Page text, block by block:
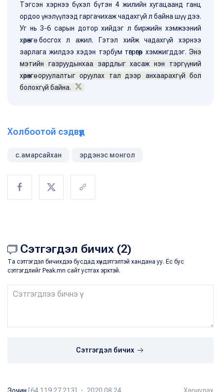
Тэгсэн хэрнээ бүхэл бүтэн 4 жилийн хугацаанд ганц
ордоо үнэлүүлээд гаргачихаж чадахгүй л байна шүү дээ.
Уг нь 3-6 сарын дотор хийдэг л биржийн хэмжээний
хөрөнгө босгох л ажил. Гэтэл хийж чадахгүй хэрнээ
зарлага жилдээ хэдэн тэрбум төгрөгөөр хэмжигддэг. Энэ
мэтийн газруудынхаа зардлыг хасаж нэн тэргүүний
хөрөнгө оруулалтыг оруулах тал дээр анхаарахгүй бол
болохгүй байна.
Холбоотой сэдвүүд
с.амарсайхан эрдэнэс монгол
Сэтгэгдэл бичих (2)
Та сэтгэгдэл бичихдээ бусдад хүндэтгэлтэй хандана уу. Ёс бус
сэтгэгдлийг Peak.mn сайт устгах эрхтэй.
Сэтгэгдэл бичих